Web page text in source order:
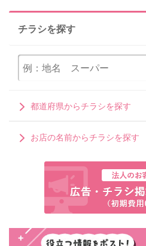
チラシを探す
都道府県からチラシを探す
お店の名前からチラシを探す